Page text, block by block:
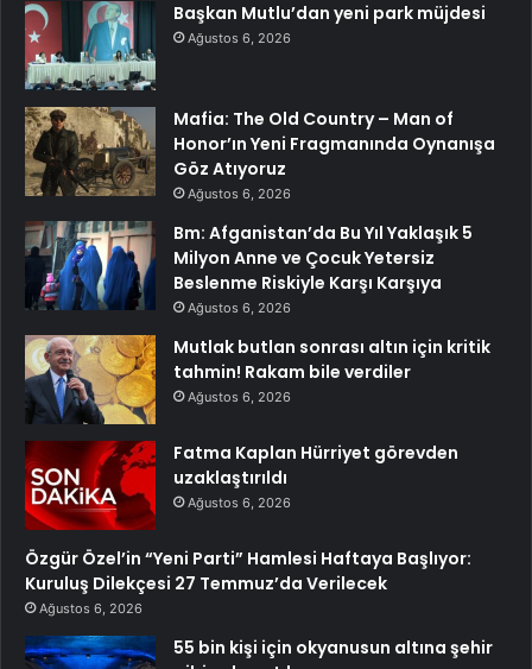
Başkan Mutlu’dan yeni park müjdesi
Ağustos 6, 2026
Mafia: The Old Country – Man of
Honor’ın Yeni Fragmanında Oynanışa
Göz Atıyoruz
Ağustos 6, 2026
Bm: Afganistan’da Bu Yıl Yaklaşık 5
Milyon Anne ve Çocuk Yetersiz
Beslenme Riskiyle Karşı Karşıya
Ağustos 6, 2026
Mutlak butlan sonrası altın için kritik
tahmin! Rakam bile verdiler
Ağustos 6, 2026
Fatma Kaplan Hürriyet görevden
uzaklaştırıldı
Ağustos 6, 2026
Özgür Özel’in “Yeni Parti” Hamlesi Haftaya Başlıyor:
Kuruluş Dilekçesi 27 Temmuz’da Verilecek
Ağustos 6, 2026
55 bin kişi için okyanusun altına şehir